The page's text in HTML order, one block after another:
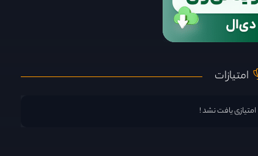
امتیازات
امتیازی یافت نشد !